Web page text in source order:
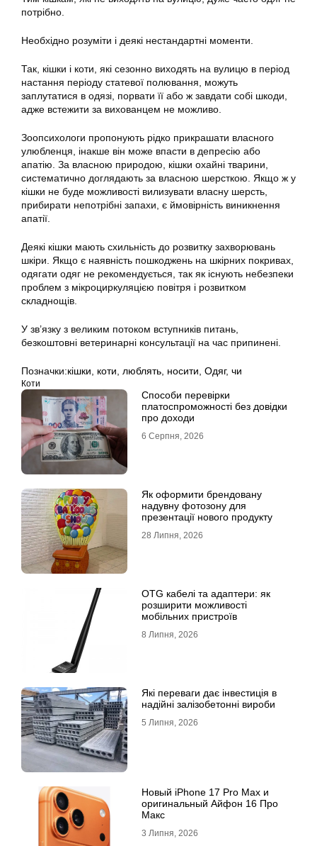
потрібно.
Необхідно розуміти і деякі нестандартні моменти.
Так, кішки і коти, які сезонно виходять на вулицю в період
настання періоду статевої полювання, можуть
заплутатися в одязі, порвати її або ж завдати собі шкоди,
адже встежити за вихованцем не можливо.
Зоопсихологи пропонують рідко прикрашати власного
улюбленця, інакше він може впасти в депресію або
апатію. За власною природою, кішки охайні тварини,
систематично доглядають за власною шерсткою. Якщо ж у
кішки не буде можливості вилизувати власну шерсть,
прибирати непотрібні запахи, є ймовірність виникнення
апатії.
Деякі кішки мають схильність до розвитку захворювань
шкіри. Якщо є наявність пошкоджень на шкірних покривах,
одягати одяг не рекомендується, так як існують небезпеки
проблем з мікроциркуляцією повітря і розвитком
складнощів.
У зв’язку з великим потоком вступників питань,
безкоштовні ветеринарні консультації на час припинені.
Позначки:кішки коти люблять носити Одяг, чи
Коти
Способи перевірки
платоспроможності без довідки
про доходи
6 Серпня, 2026
Як оформити брендовану
надувну фотозону для
презентації нового продукту
28 Липня, 2026
OTG кабелі та адаптери: як
розширити можливості
мобільних пристроїв
8 Липня, 2026
Які переваги дає інвестиція в
надійні залізобетонні вироби
5 Липня, 2026
Новый iPhone 17 Pro Max и
оригинальный Айфон 16 Про
Макс
3 Липня, 2026